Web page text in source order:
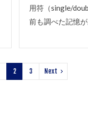
用符（single/
前も調べた記憶
2 3 Next